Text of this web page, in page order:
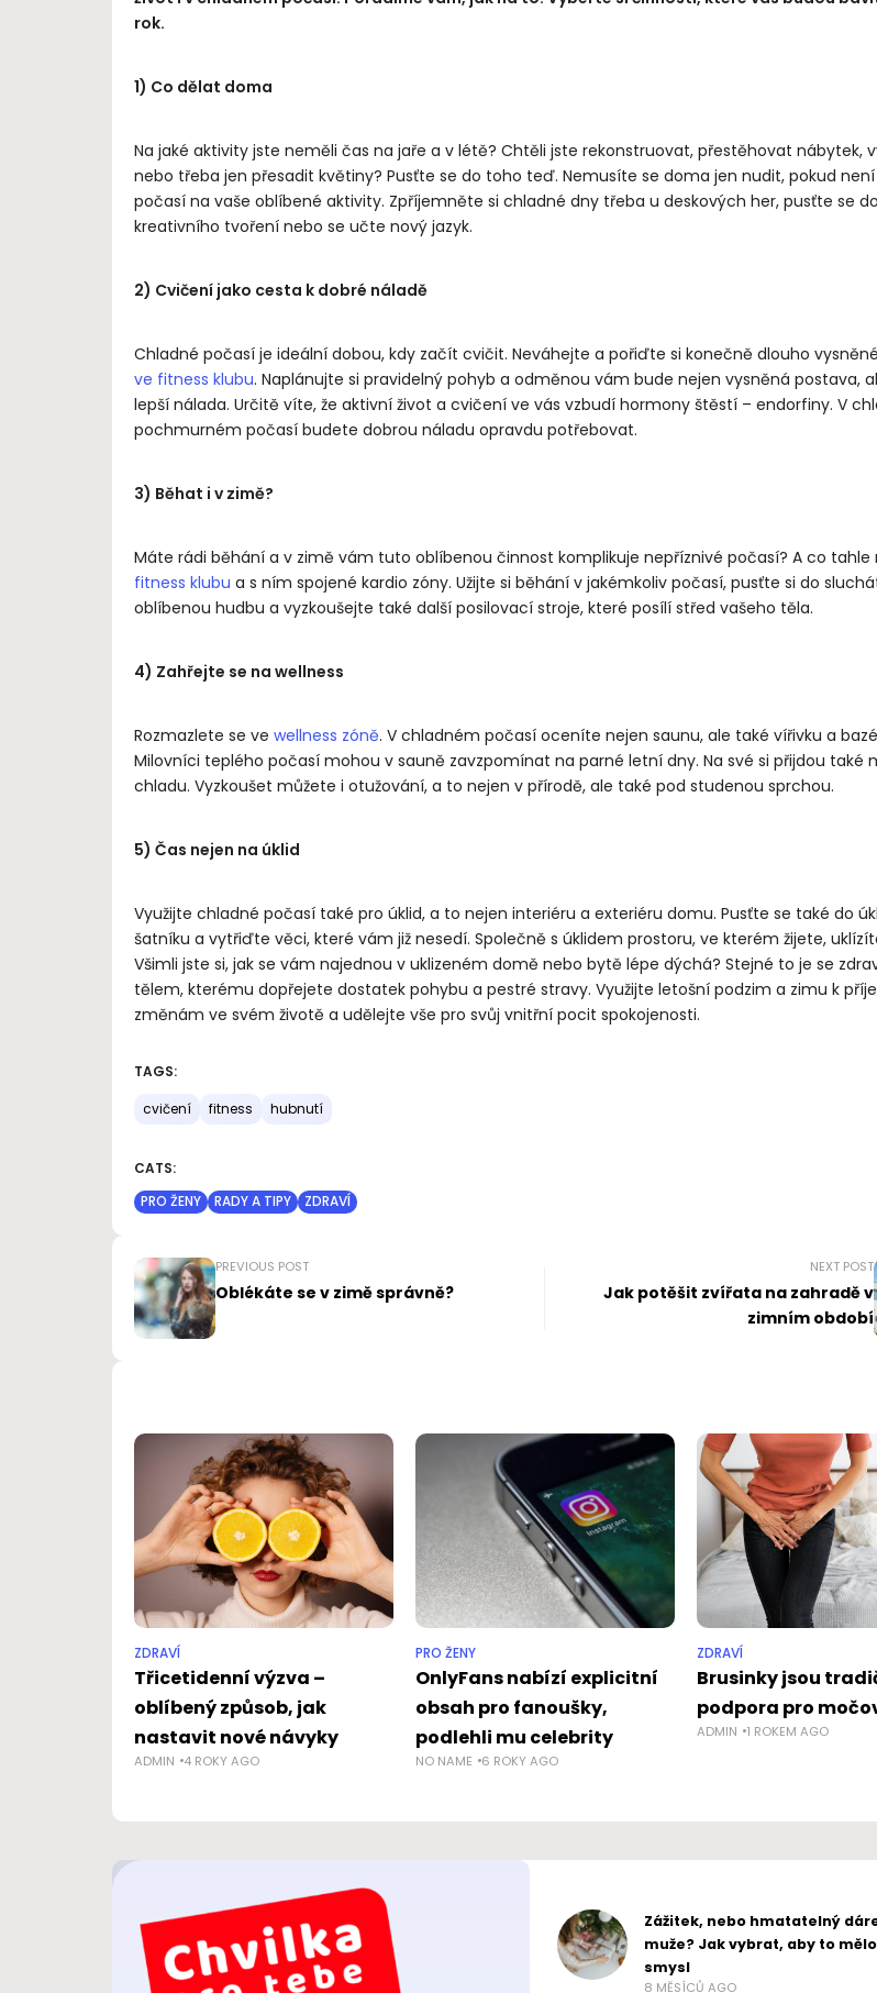
rok.
1) Co dělat doma
Na jaké aktivity jste neměli čas na jaře a v létě? Chtěli jste rekonstruovat, přestěhovat nábytek,
nebo třeba jen přesadit květiny? Pusťte se do toho teď. Nemusíte se doma jen nudit, pokud
počasí na vaše oblíbené aktivity. Zpříjemněte si chladné dny třeba u deskových her, pusťte se do
kreativního tvoření nebo se učte nový jazyk.
2) Cvičení jako cesta k dobré náladě
Chladné počasí je ideální dobou, kdy začít cvičit. Neváhejte a pořiďte si konečně dlouho vysněné
ve fitness klubu. Naplánujte si pravidelný pohyb a odměnou vám bude nejen vysněná postava,
lepší nálada. Určitě víte, že aktivní život a cvičení ve vás vzbudí hormony štěstí – endorfiny. V
pochmurném počasí budete dobrou náladu opravdu potřebovat.
3) Běhat i v zimě?
Máte rádi běhání a v zimě vám tuto oblíbenou činnost komplikuje nepříznivé počasí? A co tahle
fitness klubu a s ním spojené kardio zóny. Užijte si běhání v jakémkoliv počasí, pusťte si do
oblíbenou hudbu a vyzkoušejte také další posilovací stroje, které posílí střed vašeho těla.
4) Zahřejte se na wellness
Rozmazlete se ve wellness zóně. V chladném počasí oceníte nejen saunu, ale také vířivku a
Milovníci teplého počasí mohou v sauně zavzpomínat na parné letní dny. Na své si přijdou také
chladu. Vyzkoušet můžete i otužování, a to nejen v přírodě, ale také pod studenou sprchou.
5) Čas nejen na úklid
Využijte chladné počasí také pro úklid, a to nejen interiéru a exteriéru domu. Pusťte se také do
šatníku a vytřiďte věci, které vám již nesedí. Společně s úklidem prostoru, ve kterém žijete,
Všimli jste si, jak se vám najednou v uklizeném domě nebo bytě lépe dýchá? Stejné to je se
tělem, kterému dopřejete dostatek pohybu a pestré stravy. Využijte letošní podzim a zimu k
změnám ve svém životě a udělejte vše pro svůj vnitřní pocit spokojenosti.
TAGS:
cvičení fitness hubnutí
CATS:
PRO ŽENY
RADY A TIPY ZDRAVÍ
PREVIOUS POST
Oblékáte se v zimě správně?
NEXT POST
Jak potěšit zvířata na zahradě v
zimním období
ZDRAVÍ
Třicetidenní výzva –
oblíbený způsob, jak
nastavit nové návyky
ADMIN 4 ROKY AGO
PRO ŽENY
OnlyFans nabízí explicitní
obsah pro fanoušky,
podlehli mu celebrity
NO NAME 6 ROKY AGO
ZDRAVÍ
Brusinky jsou
podpora pro
ADMIN 1 ROKEM AGO
Zážitek, nebo hmatatelný
muže? Jak vybrat, aby to mělo
smysl
8 MĚSÍCŮ AGO